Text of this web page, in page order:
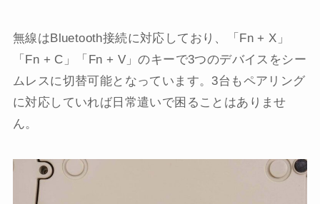
無線はBluetooth接続に対応しており、「Fn + X」
「Fn + C」「Fn + V」のキーで3つのデバイスをシー
ムレスに切替可能となっています。3台もペアリング
に対応していれば日常遣いで困ることはありませ
ん。